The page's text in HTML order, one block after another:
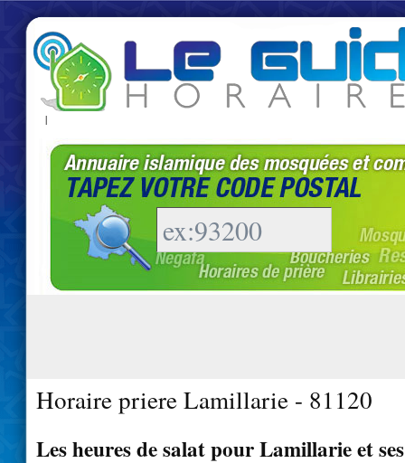
|
Horaire priere Lamillarie - 81120
Les heures de salat pour Lamillarie et